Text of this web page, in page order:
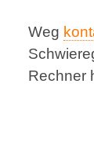
Weg
Rechner